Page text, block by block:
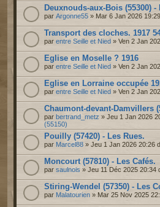
Deuxnouds-aux-Bois (55300)
par Argonne55 » Mar 6 Jan 2026
Transport des cloches. 1917
par entre Seille et Nied » Ven 2 Jan
Eglise en Moselle ? 1916
par entre Seille et Nied » Ven 2 Jan
Eglise en Lorraine occupée
par entre Seille et Nied » Ven 2 Jan
Chaumont-devant-Damvillers
par bertrand_metz » Jeu 1 Jan 2026
(55150)
Pouilly (57420) - Les Rues.
par Marcel88 » Jeu 1 Jan 2026 20:26
Moncourt (57810) - Les Cafés.
par saulnois » Jeu 11 Déc 2025 20:34
Stiring-Wendel (57350) - Les
par Malatourien » Mar 25 Nov 2025